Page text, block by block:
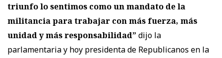
triunfo lo sentimos como un mandato de la
militancia para trabajar con más fuerza, más
unidad y más responsabilidad” dijo la
parlamentaria y hoy presidenta de Republicanos en la